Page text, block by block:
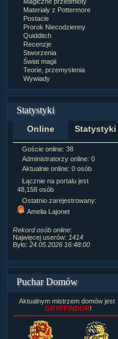
Materiały z Pottermore
Postacie
Prorok Niecodzienny
Quidditch
Recenzje
Stworzenia
Świat magii
Teorie, przemyslenia
Wywiady
Statystyki
Online Statystyki
Goście online: 38
Administratorzy online: 0
Aktualnie online: 0 osób
Łącznie na portalu jest
48,158 osób
Ostatnio zarejestrowany:
Amelia Lajonet
Rekord osób online:
Najwięcej userów: 1414
Było: 24.05.2026 16:48:00
Puchar Domów
Aktualnym mistrzem domów jest
GRYFFINDOR!